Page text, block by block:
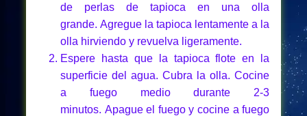
de perlas de tapioca en una olla
grande. Agregue la tapioca lentamente a la
olla hirviendo y revuelva ligeramente.
Espere hasta que la tapioca flote en la
superficie del agua. Cubra la olla. Cocine
a fuego medio durante 2-3
minutos. Apague el fuego y cocine a fuego